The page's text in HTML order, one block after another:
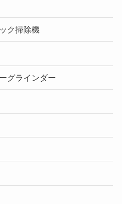
ク掃除機
グラインダー